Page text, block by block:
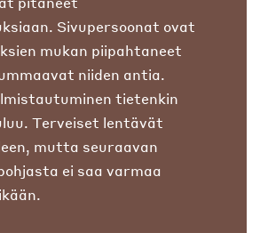
Sivupersoonat ovat
mukan piipahtaneet
niiden antia.
tietenkin
Terveiset lentävät
mutta seuraavan
ei saa varmaa